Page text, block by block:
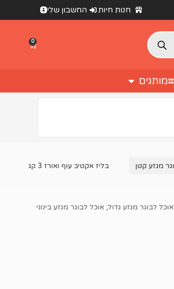
חנות חיות החשבון שלי
0
מותגים
מגזע קטן בליז אקטיב עוף ואורז 3 קג
אוכל לבוגר מגזע גדול, אוכל לבוגר מגזע בינוני